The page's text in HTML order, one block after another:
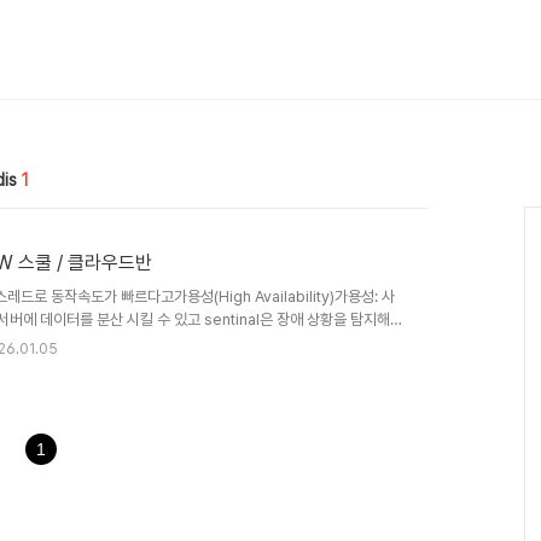
1
스쿨 / 클라우드반
로 동작속도가 빠르다고가용성(High Availability)가용성: 사
버에 데이터를 분산 시킬 수 있고 sentinal은 장애 상황을 탐지해서
때 예비 시스템으로 업무를 즉시 전환하여 서비스 중단 없이
1